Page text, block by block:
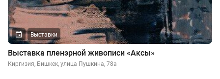
Выставки
Выставка пленэрной живописи «Аксы»
Киргизия, Бишкек, улица Пушкина, 78а